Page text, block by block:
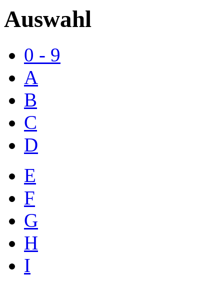
Auswahl
0 - 9
A
B
C
D
E
F
G
H
I